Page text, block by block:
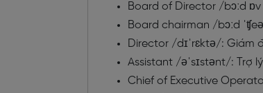
Board of Director /bɔːd
Board chairman /bɔːd
Director /dɪˈrɛktə/: Giám
Assistant /əˈsɪstənt/: Trợ lý
Chief of Executive